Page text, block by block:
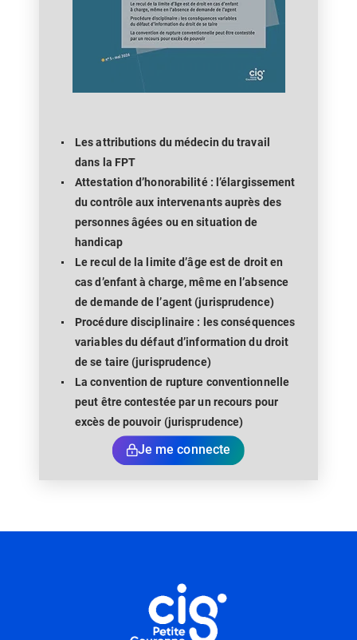
Je me connecte
Les attributions du médecin du travail
dans la FPT
Attestation d’honorabilité : l’élargissement
du contrôle aux intervenants auprès des
personnes âgées ou en situation de
handicap
Le recul de la limite d’âge est de droit en
cas d’enfant à charge, même en l’absence
de demande de l’agent (jurisprudence)
Procédure disciplinaire : les conséquences
variables du défaut d’information du droit
de se taire (jurisprudence)
La convention de rupture conventionnelle
peut être contestée par un recours pour
excès de pouvoir (jurisprudence)